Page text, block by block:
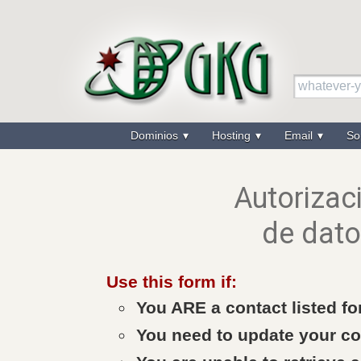
Dominios Hosting Email
de
Use this form if:
You ARE a contact listed
You need to update your